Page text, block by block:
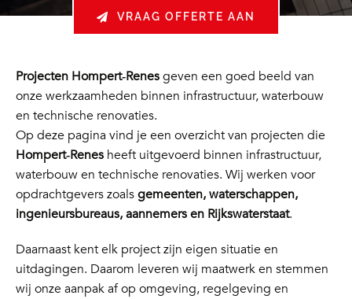
VRAAG OFFERTE AAN
Projecten Hompert‑Renesgeven een goed beeld van
onze werkzaamheden binnen infrastructuur, waterbouw
en technische renovaties.
Op deze pagina vind je een overzicht van projecten die
Hompert‑Renesheeft uitgevoerd binnen infrastructuur,
waterbouw en technische renovaties. Wij werken voor
opdrachtgevers zoalsgemeenten, waterschappen,
ingenieursbureaus, aannemers en Rijkswaterstaat.
Daarnaast kent elk project zijn eigen situatie en
uitdagingen. Daarom leveren wij maatwerk en stemmen
wij onze aanpak af op omgeving, regelgeving en